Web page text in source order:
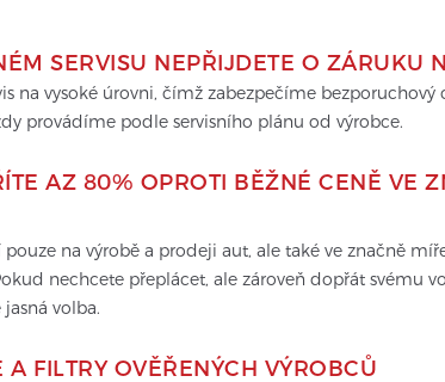
SERVISU NEPŘIJDETE O ZÁRUKU
na vysoké úrovni, čímž zabezpečíme bezporuchový
provádíme podle servisního plánu od výrobce.
AZ 80% OPROTI BĚŽNÉ CENĚ VE
na výrobě a prodeji aut, ale také ve značně
nechcete přeplácet, ale zároveň dopřát svému
volba.
FILTRY OVĚŘENÝCH VÝROBCŮ